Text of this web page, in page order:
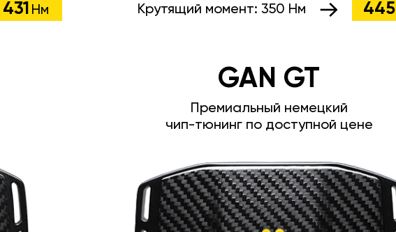
Крутящий момент: 350 Нм 445
431 Нм
GAN GT
Премиальный немецкий
чип-тюнинг по доступной цене